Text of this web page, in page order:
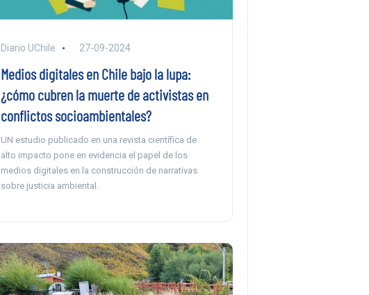
Diario UChile 27-09-2024
Medios digitales en Chile bajo la lupa:
¿cómo cubren la muerte de activistas en
conflictos socioambientales?
UN estudio publicado en una revista científica de
alto impacto pone en evidencia el papel de los
medios digitales en la construcción de narrativas
sobre justicia ambiental.